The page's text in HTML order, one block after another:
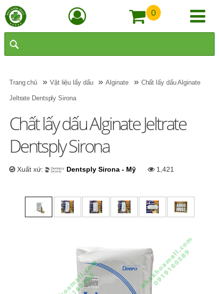
0
Trang chủ »Vật liệu lấy dấu »Alginate » Chất lấy dấu Alginate
Jeltrate Dentsply Sirona
Chất lấy dấu Alginate Jeltrate
Dentsply Sirona
Xuất xứ: Dentsply Sirona - Mỹ 1,421